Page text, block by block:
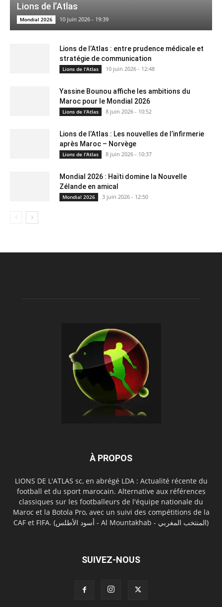
Lions de l’Atlas
Mondial 2026 10 juin 2026 - 19:39
Lions de l’Atlas : entre prudence médicale et
stratégie de communication
Lions de l'Atlas 10 juin 2026 - 12:48
Yassine Bounou affiche les ambitions du
Maroc pour le Mondial 2026
Lions de l'Atlas 8 juin 2026 - 10:52
Lions de l’Atlas : Les nouvelles de l’infirmerie
après Maroc – Norvège
Lions de l'Atlas 8 juin 2026 - 10:37
Mondial 2026 : Haïti domine la Nouvelle
Zélande en amical
Mondial 2026 3 juin 2026 - 12:50
À PROPOS
LIONS DE L'ATLAS sc, en abrégé LDA : Actualité récente du
football et du sport marocain. Alternative aux références
classiques sur les footballeurs de l'équipe nationale du
Maroc et la Botola Pro, avec un suivi des compétitions de la
CAF et FIFA. (أسود الأطلس - Al Mountakhab - المنتخب المغربي)
SUIVEZ-NOUS